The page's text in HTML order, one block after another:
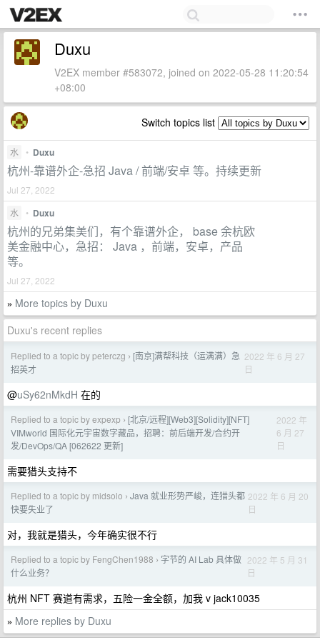
Duxu
V2EX member #583072, joined on 2022-05-28 11:20:54
+08:00
Switch topics list
水 • Duxu
杭州-靠谱外企-急招 Java / 前端/安卓 等。持续更新
Jul 27, 2022
水
• Duxu
杭州的兄弟集美们，有个靠谱外企， base 余杭欧
美金融中心，急招： Java ，前端，安卓，产品
等。
Jul 27, 2022
» More topics by Duxu
Duxu's recent replies
Replied to a topic by peterczg › [南京]满帮科技（运满满）急
招英才
2022 年 6 月 27
日
@uSy62nMkdH 在的
Replied to a topic by expexp › [北京/远程][Web3][Solidity][NFT]
VIMworld 国际化元宇宙数字藏品，招聘：前后端开发/合约开
发/DevOps/QA [062622 更新]
2022 年
6 月 27
日
需要猎头支持不
Replied to a topic by midsolo › Java 就业形势严峻，连猎头都
快要失业了
2022 年 6 月 20
日
对，我就是猎头，今年确实很不行
Replied to a topic by FengChen1988 › 字节的 AI Lab 具体做
什么业务？
2022 年 5 月 31
日
杭州 NFT 赛道有需求，五险一金全额，加我 v jack10035
» More replies by Duxu